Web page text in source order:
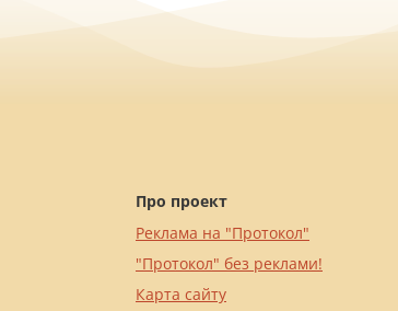
Про проект
Реклама на "Протокол"
"Протокол" без реклами!
Карта сайту